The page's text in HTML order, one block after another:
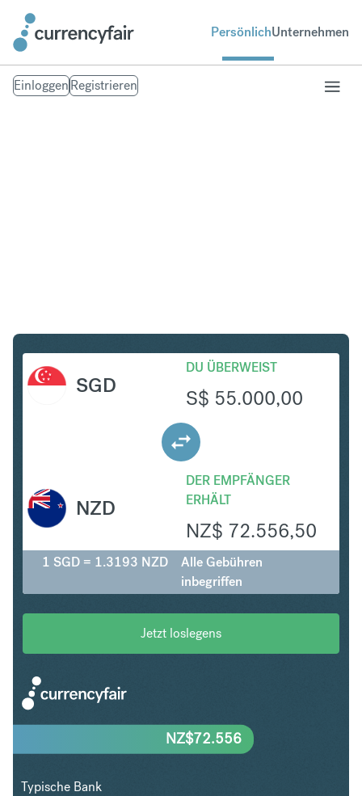
PersönlichUnternehmen
EinloggenRegistrieren
SGD
DU ÜBERWEIST
S$ 55.000,00
DER EMPFÄNGER
ERHÄLT
NZ$ 72.556,50
NZD
1 SGD = 1.3193 NZD
Alle Gebühren
inbegriffen
Jetzt loslegens
NZ$72.556
Typische Bank